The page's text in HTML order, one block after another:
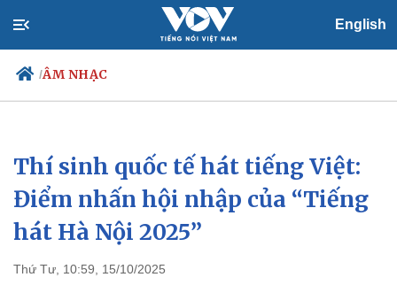
English
/ÂM NHẠC
Chính trị
Đảng
Tổ chức nhân sự
Quốc hội
Nhận diện sự thật
Xã hội
Tin 24h
Dự báo thời tiết
Thí sinh quốc tế hát tiếng Việt:
Điểm nhấn hội nhập của “Tiếng
hát Hà Nội 2025”
Thứ Tư, 10:59, 15/10/2025